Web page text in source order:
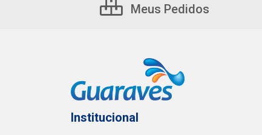
Meus Pedidos
Institucional